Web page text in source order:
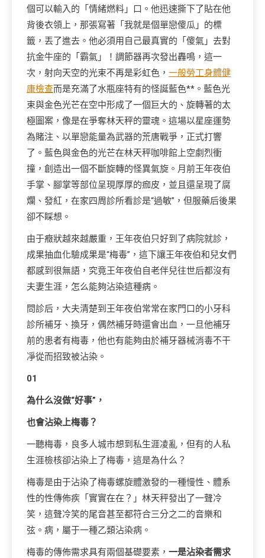
個可以輸入的「情緒燃料」口。他迅速撕下了貼在他
背後衣領上，那張寫著「我就是個單戀傻瓜」的標
籤，丟了進去。他必須用自己最真實的「傻氣」去對
抗金牛座的「霸氣」！調節器再次發出轟鳴，這一
次，射向天空的光束不再是彩虹色， 一般勞工身體健
康檢查而是充滿了水瓶座特有的怪誕藍色**。藍色光
束與金色光芒在空中形成了一個巨大的、旋轉著的太
極圖案，像是在爭奪林天秤的靈魂。這場以星座運勢
為賭注、以單戀能量為武器的荒唐戰爭，正式打響
了。藍色與金色的光芒在林天秤咖啡館上空劇烈衝
撞，創造出一個不斷旋轉的怪異氣旋。月前王年夜伯
手掌、腳掌等部位呈現厚厚的痂皮，並且還呈現了腐
爛、發紅，在家四周診所看診是“過敏”，但服藥后後果
卻不睬想。
由于癥狀越來越嚴重，王年夜伯只好到了病院就診，
成果抽血化驗成果是“梅毒”，這下讓王年夜伯和兒女們
都感到很無語，究竟王年夜伯自老伴兒往世后都沒有
夫妻生涯，怎么能夠沾染這種病。
問診后，大夫清楚到王年夜伯常常在家門口的小牙科
診所補牙、換牙，偶然補牙時還會出血，一旦他補牙
前的患者有梅毒，他也有能夠由於補牙器械消毒不干
凈從而招致被沾染。
01
為什么沒做“好事”，
也會沾染上梅毒？
一聽梅毒，良多人城市想到私生涯凌亂，但有的人私
生涯檢核卻沾染上了梅毒，這是為什么？
梅毒是由于沾染了梅毒螺旋體激發的一種慢性、體系
性的性傳佈疾「實實在在？」林天秤發出了一聲冷
笑，這聲冷笑的尾音甚至都符合三分之二的音樂和
弦。病，屬于一種乙類沾染病。
梅毒的傳佈需求具有兩個基礎要素， 一是沾染者需求